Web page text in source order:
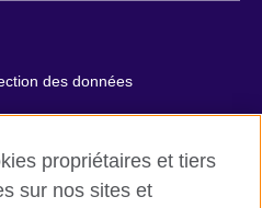
des données
propriétaires et tiers
sur nos sites et